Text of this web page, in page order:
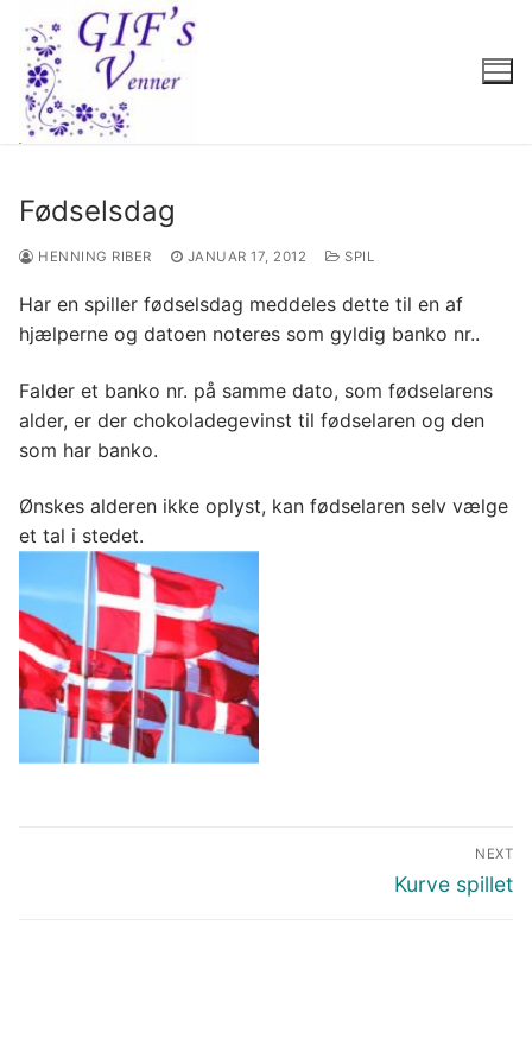
indhold
Fødselsdag
HENNING RIBER JANUAR 17, 2012 SPIL
Har en spiller fødselsdag meddeles dette til en af
hjælperne og datoen noteres som gyldig banko nr..
Falder et banko nr. på samme dato, som fødselarens
alder, er der chokoladegevinst til fødselaren og den
som har banko.
Ønskes alderen ikke oplyst, kan fødselaren selv vælge
et tal i stedet.
NEXT
Next
Kurve spillet